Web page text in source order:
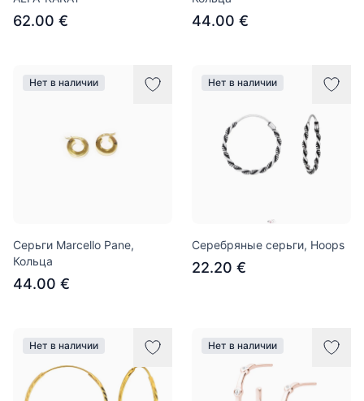
62.00 € 44.00 €
Нет в наличии
Серьги Marcello Pane,
Кольца
44.00 €
Нет в наличии
Серебряные серьги, Hoops
22.20 €
Нет в наличии Нет в наличии